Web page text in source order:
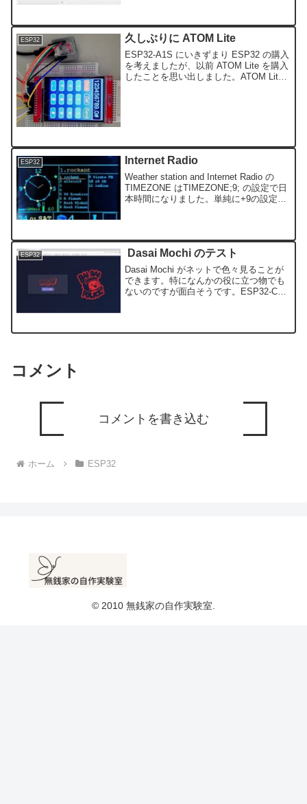
ー...
ESP32 久しぶりに ATOM Lite
ESP32-A1S にいきずまり ESP32 の購入
を考えましたが、以前 ATOM Lite を購入
したことを思い出しました。ATOM Lite
ESP32 Internet Radio
Weather station and Internet Radio の
TIMEZONE はTIMEZONE;9; の設定で日
本時間になりました。単純に+9の設定を
ESP32 Dasai Mochi のテスト
Dasai Mochi がネットで色々見ることが
できます。特になんかの役に立つ物でも
ないのですが面白そうです。ESP32-C3
コメント
コメントを書き込む
ホーム ESP32
© 2010 無銭家の自作実験室.